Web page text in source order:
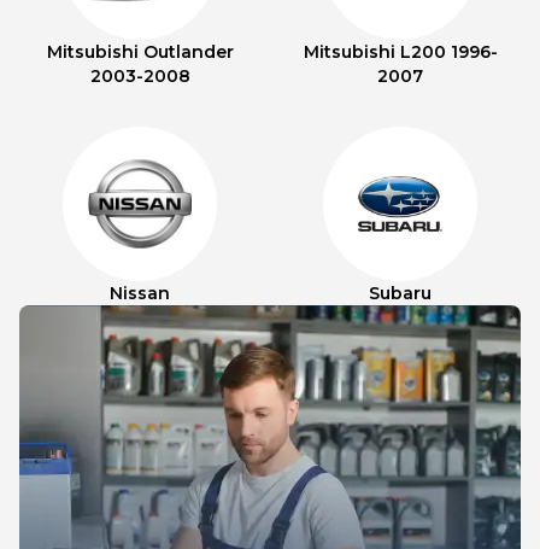
Mitsubishi Outlander
2003-2008
Mitsubishi L200 1996-
2007
Nissan Subaru